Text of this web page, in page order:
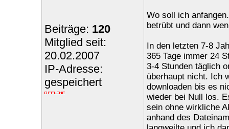
Beiträge: 120
Mitglied seit:
20.02.2007
IP-Adresse:
gespeichert
Wo soll ich
betrübt und dann
In den letzten 7-8
365 Tage immer 24
3-4 Stunden täglich
überhaupt nicht. Ich
downloaden bis es
wieder bei Null los.
sein ohne wirkliche
anhand des